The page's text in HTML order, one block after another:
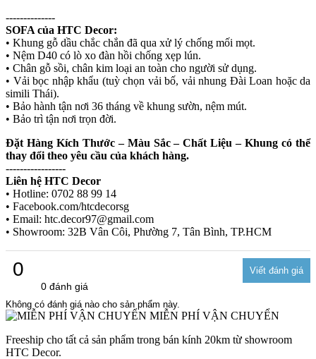
--------------
SOFA của HTC Decor:
• Khung gỗ dầu chắc chắn đã qua xử lý chống mối mọt.
• Nệm D40 có lò xo đàn hồi chống xẹp lún.
• Chân gỗ sồi, chân kim loại an toàn cho người sử dụng.
• Vải bọc nhập khẩu (tuỳ chọn vải bố, vải nhung Đài Loan hoặc da
simili Thái).
• Bảo hành tận nơi 36 tháng về khung sườn, nệm mút.
• Bảo trì tận nơi trọn đời.
Đặt Hàng Kích Thước – Màu Sắc – Chất Liệu – Khung có thể
thay đổi theo yêu cầu của khách hàng.
-----------------
Liên hệ HTC Decor
• Hotline: 0702 88 99 14
• Facebook.com/htcdecorsg
• Email: htc.decor97@gmail.com
• Showroom: 32B Vân Côi, Phường 7, Tân Bình, TP.HCM
0
0 đánh giá
Không có đánh giá nào cho sản phẩm này.
MIỄN PHÍ VẬN CHUYỂN
Freeship cho tất cả sản phẩm trong bán kính 20km từ showroom
HTC Decor.